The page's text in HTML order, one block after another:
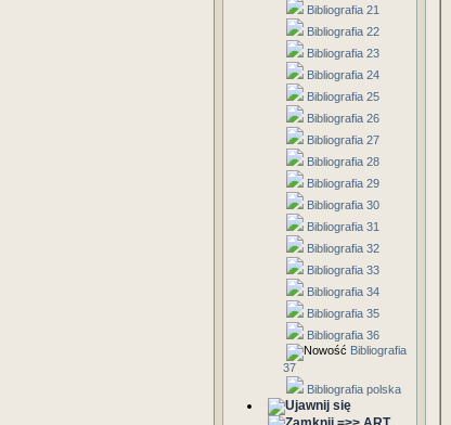
Bibliografia 21
Bibliografia 22
Bibliografia 23
Bibliografia 24
Bibliografia 25
Bibliografia 26
Bibliografia 27
Bibliografia 28
Bibliografia 29
Bibliografia 30
Bibliografia 31
Bibliografia 32
Bibliografia 33
Bibliografia 34
Bibliografia 35
Bibliografia 36
Bibliografia
37
Bibliografia polska